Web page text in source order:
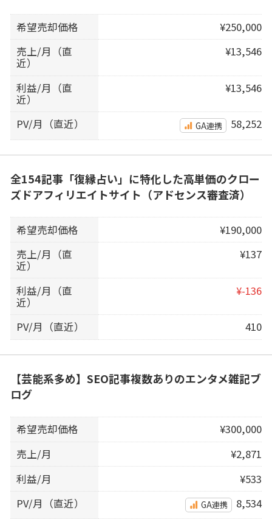
希望売却価格
¥250,000
売上/月（直
近）
¥13,546
利益/月（直
近）
¥13,546
PV/月（直近） GA連携 58,252
全154記事「復縁占い」に特化した高単価のクロー
ズドアフィリエイトサイト（アドセンス審査済）
希望売却価格
¥190,000
売上/月（直
近）
¥137
利益/月（直
近）
¥-136
PV/月（直近） 410
【芸能系多め】SEO記事複数ありのエンタメ雑記ブ
ログ
希望売却価格
¥300,000
売上/月
¥2,871
利益/月
¥533
PV/月（直近）
GA連携 8,534